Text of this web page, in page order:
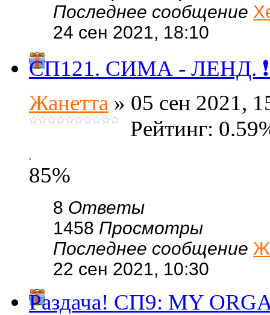
Последнее сообщение
24 сен 2021, 18:10
СП121. СИМА - ЛЕНД.
Жанетта » 05 сен 2021,
Рейтинг:
.
85%
8 Ответы
1458 Просмотры
Последнее сообщение
22 сен 2021, 10:30
Раздача! СП9: MY